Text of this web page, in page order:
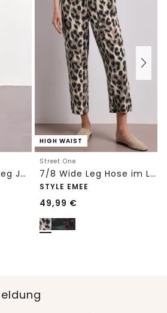
High Waist Barrel Leg Jeans im Loose Fit
HIGH WAIST
Street One
7/8 Wide Leg Hose im Loose Fit mit Print
STYLE EMEE
49,99 €